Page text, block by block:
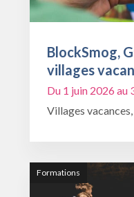
BlockSmog,
villages
Du 1 juin 2026 au
Villages
Formations